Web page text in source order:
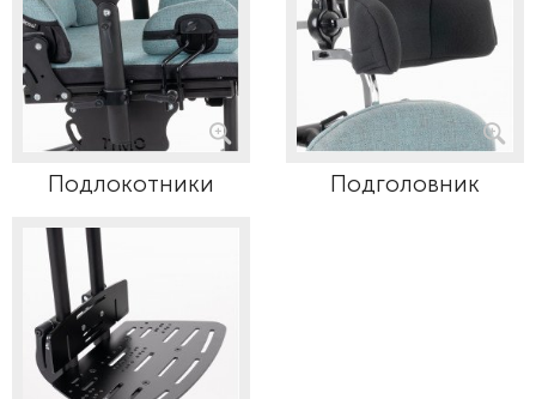
Подлокотники Подголовник